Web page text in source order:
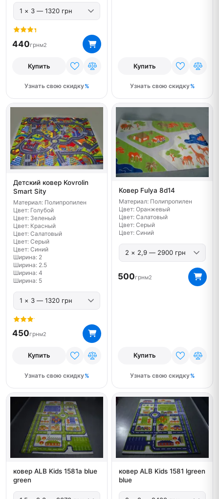
440грнм2
Купить
Узнать свою скидку
Купить
Узнать свою скидку
Детский ковер Kovrolin
Smart Sity
Материал: Полипропилен
Цвет: Голубой
Цвет: Зеленый
Цвет: Красный
Цвет: Салатовый
Цвет: Серый
Цвет: Синий
Ширина: 2
Ширина: 2.5
Ширина: 4
Ширина: 5
450грнм2
Купить
Узнать свою скидку
Ковер Fulya 8d14
Материал: Полипропилен
Цвет: Оранжевый
Цвет: Салатовый
Цвет: Серый
Цвет: Синий
500грнм2
Купить
Узнать свою скидку
ковер ALB Kids 1581a blue
green
ковер ALB Kids 1581 lgreen
blue